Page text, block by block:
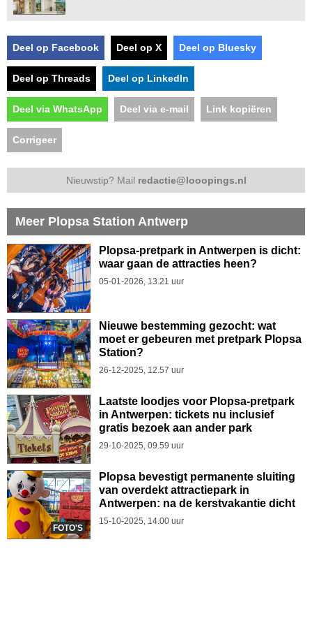
Deel op Facebook Deel op X Deel op Bluesky
Deel op Threads Deel op LinkedIn
Deel via WhatsApp Deel via e-mail Link kopiëren
Corrigeer
Nieuwstip? Mail redactie@looopings.nl
Meer Plopsa Station Antwerp
Plopsa-pretpark in Antwerpen is dicht:
waar gaan de attracties heen?
05-01-2026, 13.21 uur
Nieuwe bestemming gezocht: wat
moet er gebeuren met pretpark Plopsa
Station?
26-12-2025, 12.57 uur
Laatste loodjes voor Plopsa-pretpark
in Antwerpen: tickets nu inclusief
gratis bezoek aan ander park
29-10-2025, 09.59 uur
FOTO'S
Plopsa bevestigt permanente sluiting
van overdekt attractiepark in
Antwerpen: na de kerstvakantie dicht
15-10-2025, 14.00 uur